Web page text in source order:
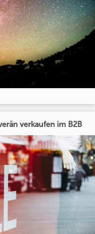
verkaufen im B2B